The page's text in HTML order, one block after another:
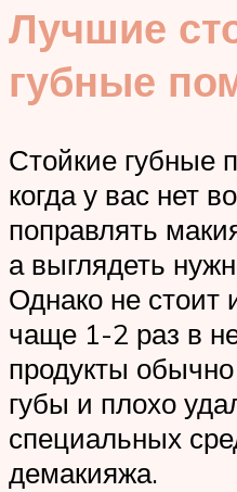
Лучшие
губные
Стойкие губные
когда у вас нет
поправлять
а выглядеть
Однако не стоит
чаще 1-2 раз в
продукты
губы и плохо
специальных
демакияжа.